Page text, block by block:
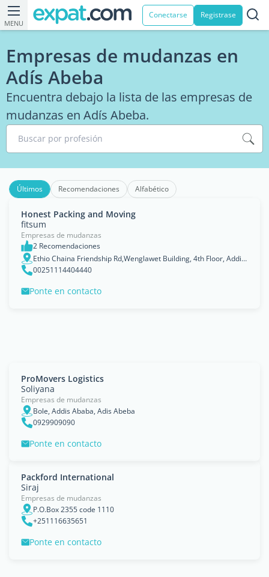
MENU
Conectarse Registrase
Empresas de mudanzas en
Adís Abeba
Encuentra debajo la lista de las empresas de
mudanzas en Adís Abeba.
Buscar por profesión
Últimos Recomendaciones Alfabético
Honest Packing and Moving
fitsum
Empresas de mudanzas
2 Recomendaciones
Ethio Chaina Friendship Rd,Wenglawet Building, 4th Floor, Addis Ababa, Adis Abeba
00251114404440
Ponte en contacto
ProMovers Logistics
Soliyana
Empresas de mudanzas
Bole, Addis Ababa, Adis Abeba
0929909090
Ponte en contacto
Packford International
Siraj
Empresas de mudanzas
P.O.Box 2355 code 1110
+251116635651
Ponte en contacto